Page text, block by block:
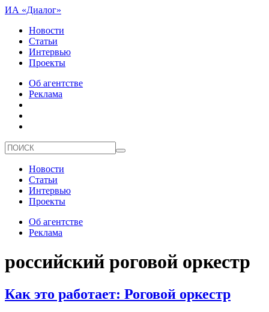
ИА «Диалог»
Новости
Статьи
Интервью
Проекты
Об агентстве
Реклама
Новости
Статьи
Интервью
Проекты
Об агентстве
Реклама
российский роговой оркестр
Как это работает: Роговой оркестр